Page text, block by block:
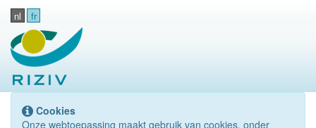
nl fr
Cookies
Onze webtoepassing maakt gebruik van cookies, onder